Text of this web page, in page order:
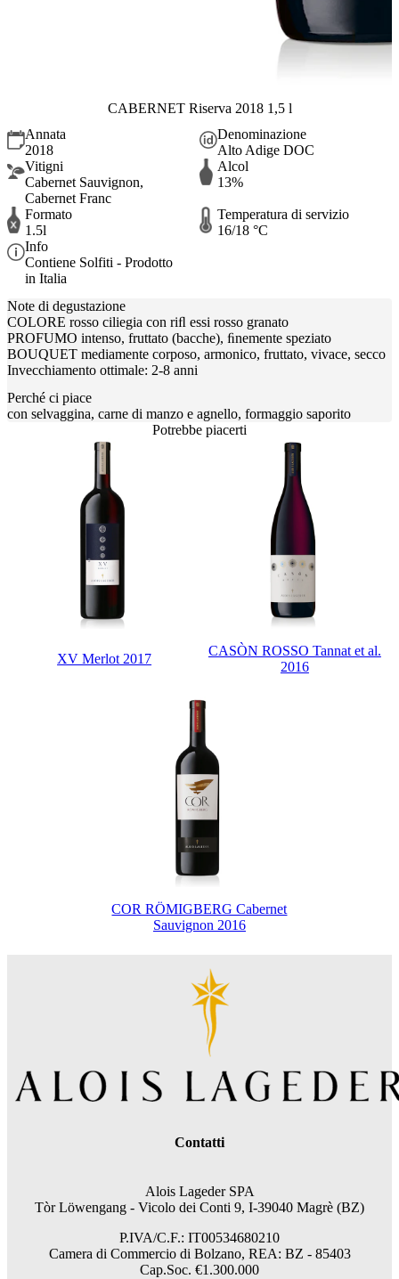
CABERNET Riserva 2018 1,5 l
Annata
2018
Denominazione
Alto Adige DOC
Vitigni
Cabernet Sauvignon,
Cabernet Franc
Alcol
13%
Formato
1.5l
Temperatura di servizio
16/18 °C
Info
Contiene Solfiti - Prodotto
in Italia
Note di degustazione
COLORE rosso ciliegia con riﬂ essi rosso granato
PROFUMO intenso, fruttato (bacche), ﬁnemente speziato
BOUQUET mediamente corposo, armonico, fruttato, vivace, secco
Invecchiamento ottimale: 2-8 anni
Perché ci piace
con selvaggina, carne di manzo e agnello, formaggio saporito
Potrebbe piacerti
XV Merlot 2017
CASÒN ROSSO Tannat et al.
2016
COR RÖMIGBERG Cabernet
Sauvignon 2016
Contatti
Alois Lageder SPA
Tòr Löwengang - Vicolo dei Conti 9, I-39040 Magrè (BZ)
P.IVA/C.F.: IT00534680210
Camera di Commercio di Bolzano, REA: BZ - 85403
Cap.Soc. €1.300.000